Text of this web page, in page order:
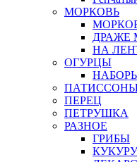
МОРКОВЬ
ДРАЖЕ
НА
ОГУРЦЫ
ПЕРЕЦ
ПЕТРУШКА
РАЗНОЕ
ГРИБЫ